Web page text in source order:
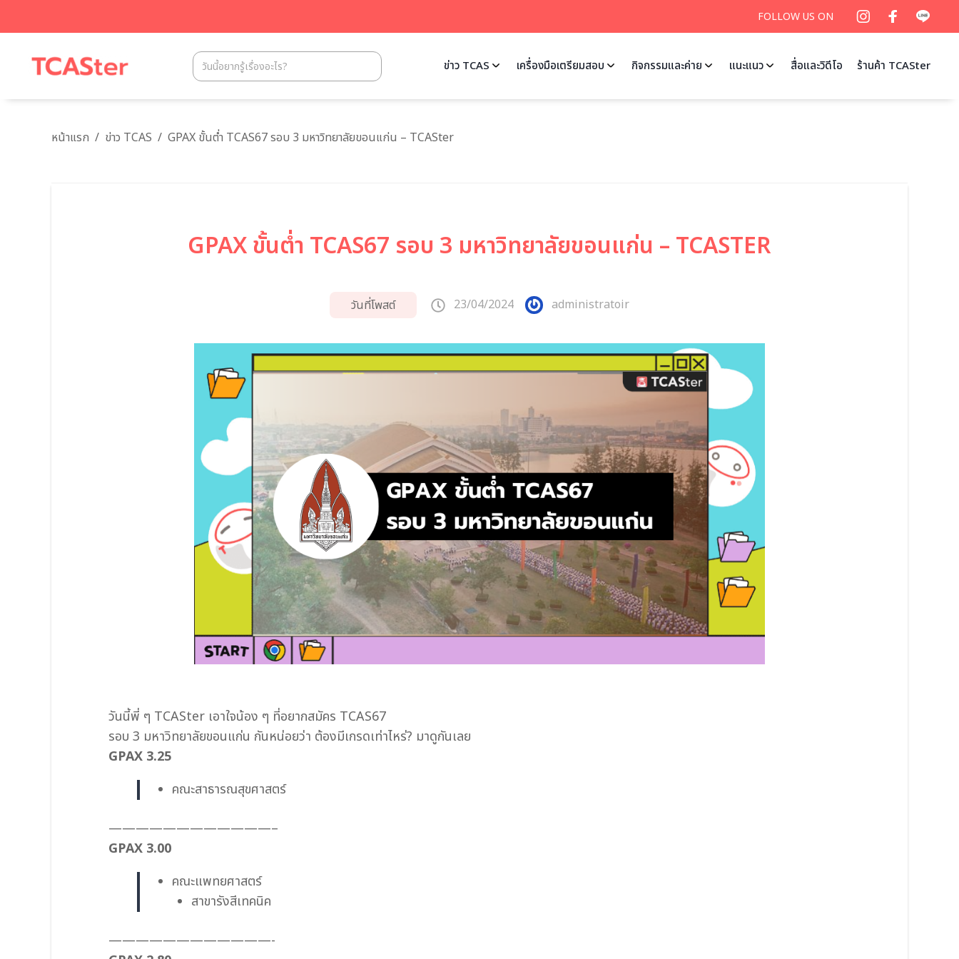
FOLLOW US ON
ข่าว TCAS เครื่องมือเตรียมสอบ กิจกรรมและค่าย แนะแนว สื่อและวิดีโอ ร้านค้า TCASter
หน้าแรก / ข่าว TCAS / GPAX ขั้นต่ำ TCAS67 รอบ 3 มหาวิทยาลัยขอนแก่น – TCASter
GPAX ขั้นต่ำ TCAS67 รอบ 3 มหาวิทยาลัยขอนแก่น – TCASTER
วันที่โพสต์ 23/04/2024 administratoir
วันนี้พี่ ๆ TCASter เอาใจน้อง ๆ ที่อยากสมัคร TCAS67
รอบ 3 มหาวิทยาลัยขอนแก่น กันหน่อยว่า ต้องมีเกรดเท่าไหร่? มาดูกันเลย
GPAX 3.25
คณะสาธารณสุขศาสตร์
————————————–
GPAX 3.00
คณะแพทยศาสตร์
สาขารังสีเทคนิค
————————————-